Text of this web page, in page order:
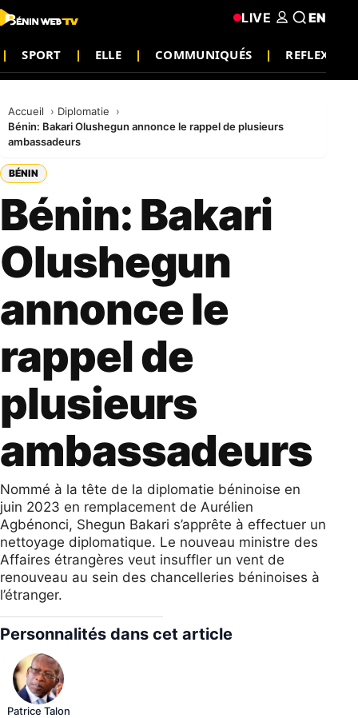
SPORT ELLE COMMUNIQUÉS REFLEXION
LIVE EN
Accueil
Diplomatie
Bénin: Bakari Olushegun annonce le rappel de plusieurs
ambassadeurs
BÉNIN
Bénin: Bakari
Olushegun
annonce le
rappel de
plusieurs
ambassadeurs
Nommé à la tête de la diplomatie béninoise en
juin 2023 en remplacement de Aurélien
Agbénonci, Shegun Bakari s’apprête à effectuer un
nettoyage diplomatique. Le nouveau ministre des
Affaires étrangères veut insuffler un vent de
renouveau au sein des chancelleries béninoises à
l’étranger.
Personnalités dans cet article
Patrice Talon